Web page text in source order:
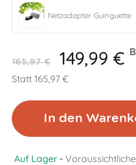
Netzadapter Guinguette
165,97 € 149,99 €
Statt 165,97 €
In den
Auf Lager -